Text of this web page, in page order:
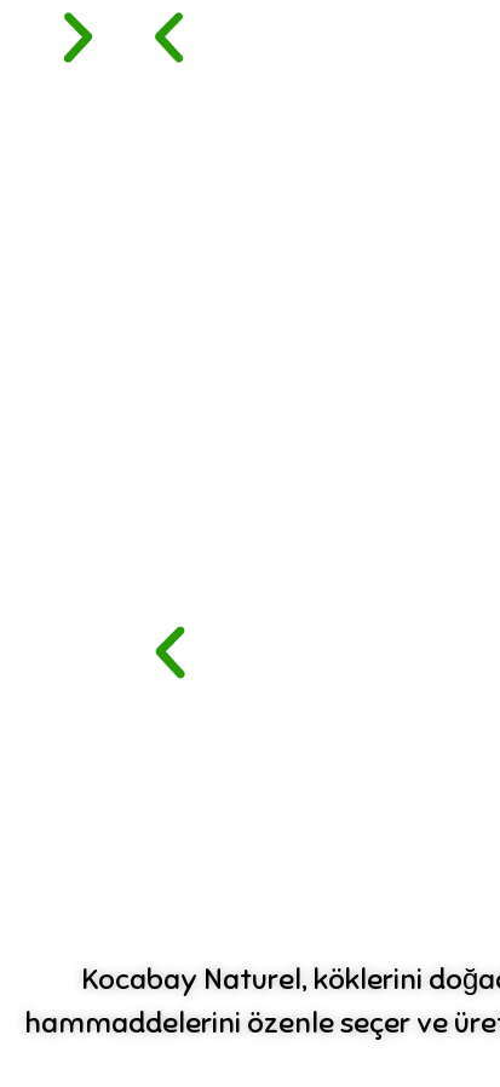
Kocabay Naturel, köklerini
hammaddelerini özenle seçer ve